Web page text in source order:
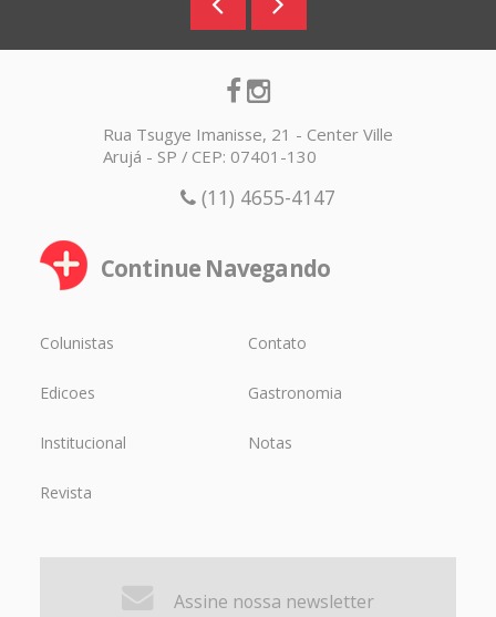
Rua Tsugye Imanisse, 21 - Center Ville
Arujá - SP / CEP: 07401-130
(11) 4655-4147
Continue Navegando
Colunistas Contato
Edicoes Gastronomia
Institucional Notas
Revista
Assine nossa newsletter